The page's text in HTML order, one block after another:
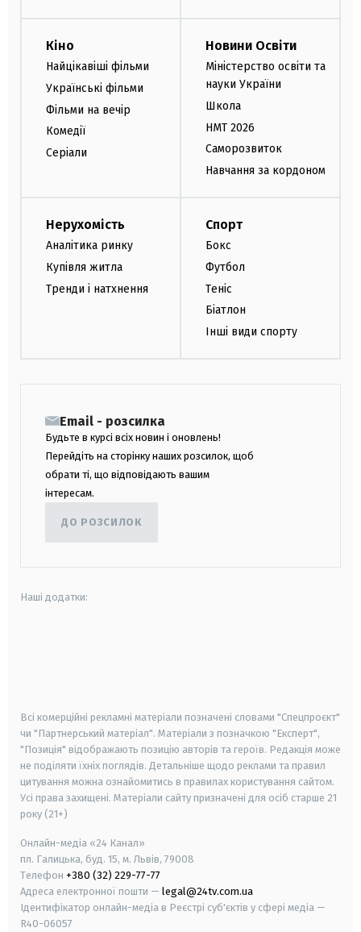
Кіно
Найцікавіші фільми
Українські фільми
Фільми на вечір
Комедії
Серіали
Новини Освіти
Міністерство освіти та
науки України
Школа
НМТ 2026
Саморозвиток
Навчання за кордоном
Нерухомість
Аналітика ринку
Купівля житла
Тренди і натхнення
Спорт
Бокс
Футбол
Теніс
Біатлон
Інші види спорту
Email - розсилка
Будьте в курсі всіх новин і оновлень!
Перейдіть на сторінку наших розсилок, щоб
обрати ті, що відповідають вашим
інтересам.
ДО РОЗСИЛОК
Наші додатки:
Всі комерційні рекламні матеріали позначені словами "Спецпроєкт"
чи "Партнерський матеріал". Матеріали з позначкою "Експерт",
"Позиція" відображають позицію авторів та героїв. Редакція може
не поділяти їхніх поглядів. Детальніше щодо реклами та правил
цитування можна ознайомитись в правилах користування сайтом.
Усі права захищені. Матеріали сайту призначені для осіб старше 21
року (21+)
Онлайн-медіа «24 Канал»
пл. Галицька, буд. 15, м. Львів, 79008
Телефон +380 (32) 229-77-77
Адреса електронної пошти — legal@24tv.com.ua
Ідентифікатор онлайн-медіа в Реєстрі суб'єктів у сфері медіа —
R40-06057